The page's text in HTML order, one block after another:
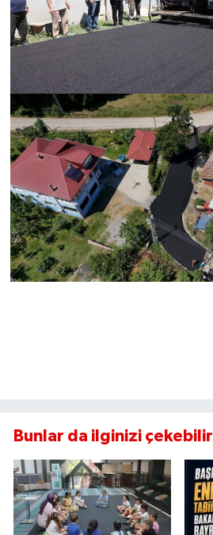
Bunlar da ilginizi çekebilir